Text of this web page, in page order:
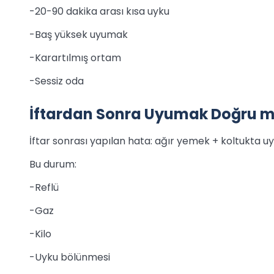
-20-90 dakika arası kısa uyku
-Baş yüksek uyumak
-Karartılmış ortam
-Sessiz oda
İftardan Sonra Uyumak Doğru
İftar sonrası yapılan hata: ağır yemek + koltukta
Bu durum:
-Reflü
-Gaz
-Kilo
-Uyku bölünmesi